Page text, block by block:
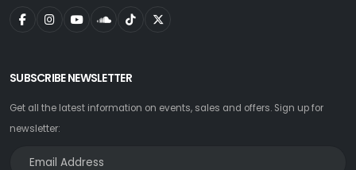
SUBSCRIBE NEWSLETTER
Get all the latest information on events, sales and offers. Sign up for
newsletter: